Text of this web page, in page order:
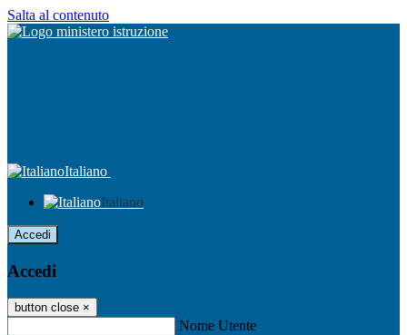
Salta al contenuto
Italiano
Italiano
Accedi
Accedi
button close ×
Nome Utente